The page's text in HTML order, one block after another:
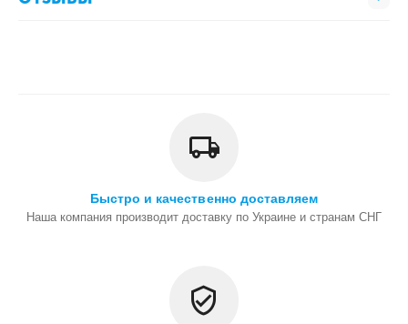
Быстро и качественно доставляем
Наша компания производит доставку по Украине и странам СНГ